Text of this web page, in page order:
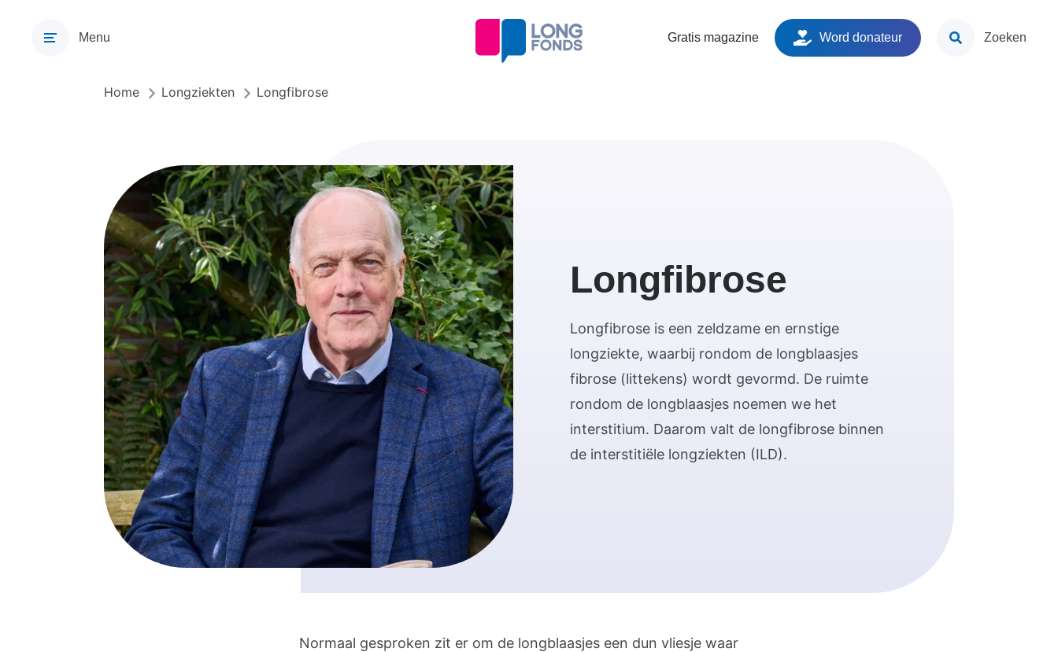
Menu Gratis magazine Word donateur Zoeken
Kruimelpad
Home Longziekten Longfibrose
Longfibrose
Longfibrose is een zeldzame en ernstige
longziekte, waarbij rondom de longblaasjes
fibrose (littekens) wordt gevormd. De ruimte
rondom de longblaasjes noemen we het
interstitium. Daarom valt de longfibrose binnen
de interstitiële longziekten (ILD).
Normaal gesproken zit er om de longblaasjes een dun vliesje waar